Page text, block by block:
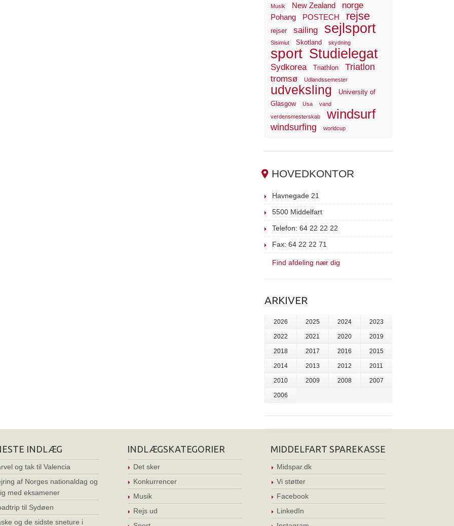
Musik New Zealand norge
Pohang POSTECH rejse
rejser sailing sejlsport
Sisimiut Skotland skydning
sport Studielegat
Sydkorea Triathlon Triatlon
tromsø Udlandssemester
udveksling
University of
Glasgow
Usa vand
verdensmesterskab windsurf
windsurfing worldcup
HOVEDKONTOR
Havnegade 21
5500 Middelfart
Telefon: 64 22 22 22
Fax: 64 22 22 71
Find afdeling nær dig
ARKIVER
2026 2025 2024 2023
2022 2021 2020 2019
2018 2017 2016 2015
2014 2013 2012 2011
2010 2009 2008 2007
2006
INDLÆG
og tak til Valencia
af Norges nationaldag og
med eksamener
til Sydøen
og de sidste sneture i
INDLÆGSKATEGORIER
Det sker
Konkurrencer
Musik
Rejs ud
MIDDELFART SPAREKASSE
Midspar.dk
Vi støtter
Facebook
LinkedIn